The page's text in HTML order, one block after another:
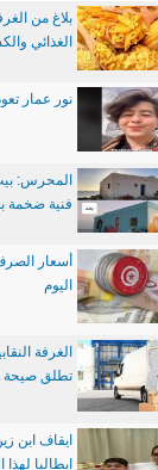
بلاغ من
الغذائي
نور عمار
المحرس:
فنية ضخمة
أسعار
اليوم
الغرفة
تطلق صيحة
ايقاف ابن
ايطاليا